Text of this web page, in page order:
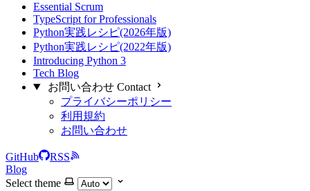
Essential Scrum
TypeScript for Professionals
Python実践レシピ(2026年版)
Python実践レシピ(2022年版)
Introducing Python 3
Tech Blog
お問い合わせ Contact
プライバシーポリシー
利用規約
お問い合わせ
GitHub
RSS
Blog
Select theme